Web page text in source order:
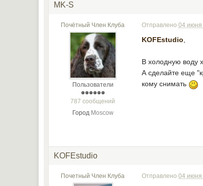
MK-S
Почётный Член Клуба
Пользователи
787 сообщений
Город Moscow
Отправлено04 июня
KOFEstudio,
В холодную воду
А сделайте еще
кому снимать
KOFEstudio
Почетный Член Клуба Отправлено04 июня